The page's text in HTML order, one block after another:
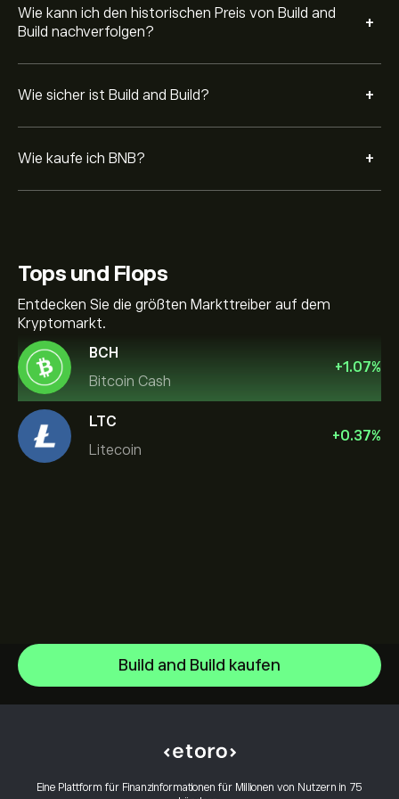
Wie kann ich den historischen Preis von Build and
Build nachverfolgen?
+
Wie sicher ist Build and Build? +
Wie kaufe ich BNB? +
Tops und Flops
Entdecken Sie die größten Markttreiber auf dem
Kryptomarkt.
BCH
Bitcoin Cash
+1.07%
LTC
Litecoin
+0.37%
Build and Build kaufen
Eine Plattform für Finanzinformationen für Millionen von Nutzern in 75
Bitcoin
Hilfezentrum
Konto eröffnen
Wie funktioniert CopyTrading
Warum eToro wählen